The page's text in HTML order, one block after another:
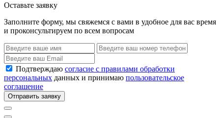
Оставьте заявку
Заполните форму, мы свяжемся с вами в удобное для вас время
и проконсультируем по всем вопросам
Подтверждаю согласие с правилами обработки
персональных данных и принимаю пользовательское
соглашение
Отправить заявку